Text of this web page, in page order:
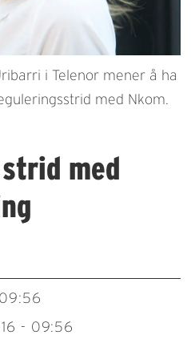
i Telenor mener å ha
med Nkom.
med
09:56
- 09:56